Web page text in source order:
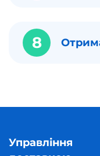
8
Управління